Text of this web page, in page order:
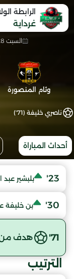
الرابطة
غرداية
السبت 28 مارس 2026
وئام المنصورة
ناصري خليفة (71')
أحداث المباراة
23' بلبشير
30' بن خليفة
71' هدف من
الترتيب